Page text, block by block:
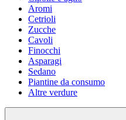
Aromi
Cetrioli
Zucche
Cavoli
Finocchi
Asparagi
Sedano
Piantine da consumo
Altre verdure